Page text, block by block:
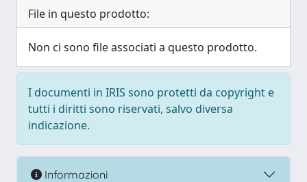
File in questo prodotto:
Non ci sono file associati a questo prodotto.
I documenti in IRIS sono protetti da copyright e
tutti i diritti sono riservati, salvo diversa
indicazione.
Informazioni